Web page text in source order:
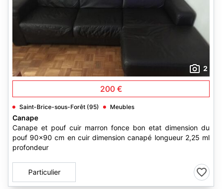
2
200 €
Saint-Brice-sous-Forêt (95) Meubles
Canape
Canape et pouf cuir marron fonce bon etat dimension du
pouf 90x90 cm en cuir dimension canapé longueur 2,25 ml
profondeur
Particulier